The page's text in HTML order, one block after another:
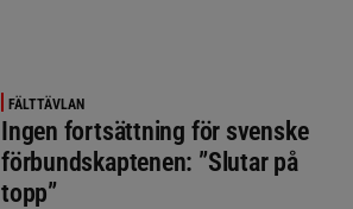
FÄLTTÄVLAN
Ingen fortsättning för svenske
förbundskaptenen: ”Slutar på
topp”